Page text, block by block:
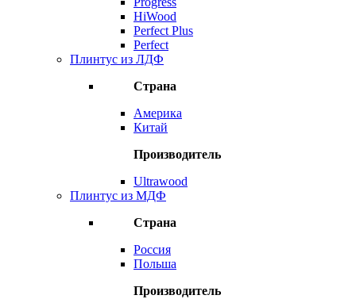
HiWood
Perfect Plus
Perfect
Плинтус из ЛДФ
Страна
Америка
Китай
Производитель
Ultrawood
Плинтус из МДФ
Страна
Россия
Польша
Производитель